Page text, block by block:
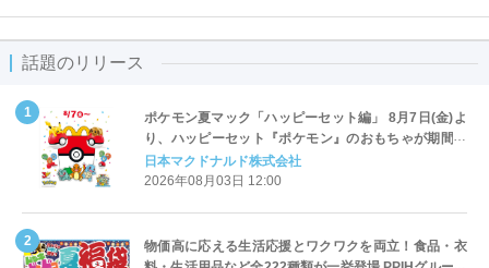
話題のリリース
ポケモン夏マック「ハッピーセット編」 8月7日(金)よ
り、ハッピーセット『ポケモン』のおもちゃが期間限
定登場
日本マクドナルド株式会社
2026年08月03日 12:00
物価高に応える生活応援とワクワクを両立！食品・衣